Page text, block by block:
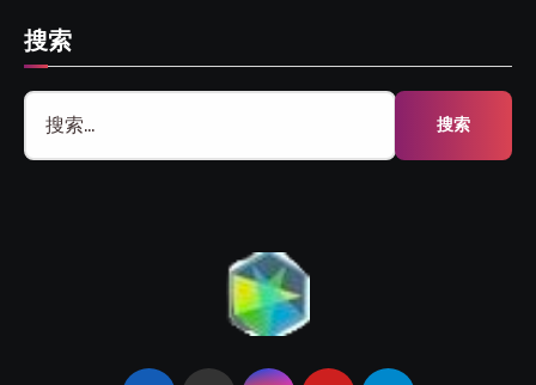
搜索
搜
索：